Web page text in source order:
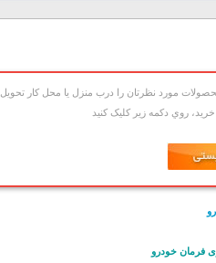
مورد نظرتان را درب منزل يا محل کار تحويل
روي دکمه زير کليک کنيد
فرمان خودرو